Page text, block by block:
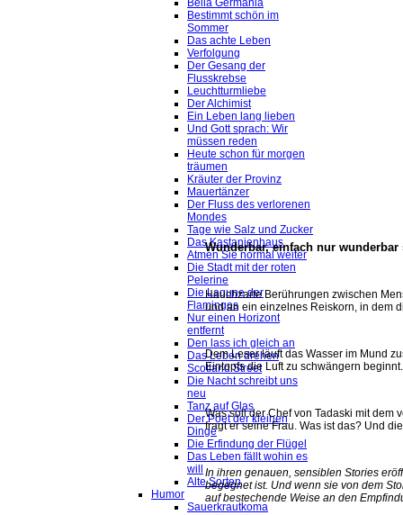
Bella Germania
Bestimmt schön im
Sommer
Das achte Leben
Verfolgung
Der Gesang der
Flusskrebse
Leuchtturmliebe
Der Alchimist
Ein Leben lang lieben
Und Gott sprach: Wir
müssen reden
Heute schon für morgen
träumen
Kräuter der Provinz
Mauertänzer
Der Fluss des verlorenen
Mondes
Tage wie Salz und Zucker
Das Kastanienhaus
Atmen Sie normal weiter
Die Stadt mit der roten
Pelerine
Die Lagune der
Flamingos
Nur einen Horizont
entfernt
Den lass ich gleich an
Das Leben drehen
Scotland Street
Die Nacht schreibt uns
neu
Tanz auf Glas
Der Poet der kleinen
Dinge
Die Erfindung der Flügel
Das Leben fällt wohin es
will
Alte Sorten
Humor
Sauerkrautkoma
Wunderbar, einfach nur
Hauchzarte Berührungen zwischen
und an ein einzelnes Reiskorn, in dem
Dem Leser läuft das Wasser im Mund
Eintopfs die Luft zu schwängern beginnt.
Was soll der Chef von Tadaski mit dem
fragt er seine Frau. Was ist das? Und
In ihren genauen, sensiblen Stories
begegnet ist. Und wenn sie von dem
auf bestechende Weise an den